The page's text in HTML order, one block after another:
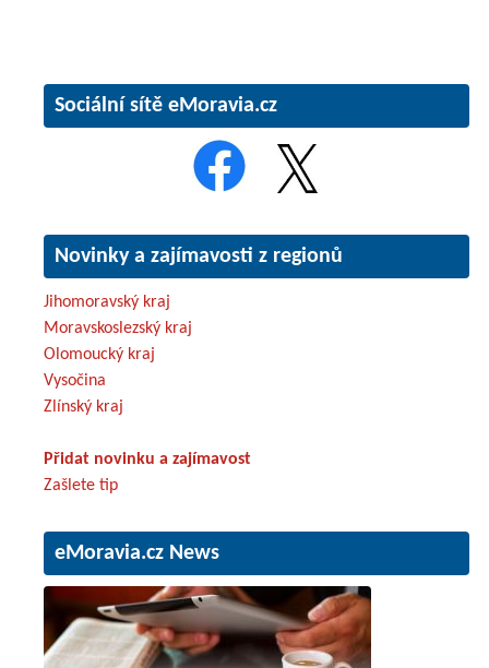
Sociální sítě eMoravia.cz
Novinky a zajímavosti z regionů
Jihomoravský kraj
Moravskoslezský kraj
Olomoucký kraj
Vysočina
Zlínský kraj
Přidat novinku a zajímavost
Zašlete tip
eMoravia.cz News